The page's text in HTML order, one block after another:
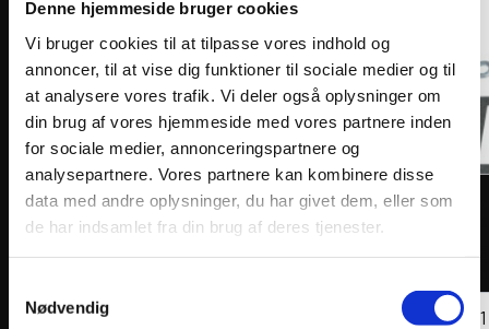
Denne hjemmeside bruger cookies
Vi bruger cookies til at tilpasse vores indhold og
annoncer, til at vise dig funktioner til sociale medier og til
at analysere vores trafik. Vi deler også oplysninger om
din brug af vores hjemmeside med vores partnere inden
for sociale medier, annonceringspartnere og
analysepartnere. Vores partnere kan kombinere disse
data med andre oplysninger, du har givet dem, eller som
de har indsamlet fra din brug af deres tjenester.
Nødvendig
VFORCE REED PETAL SET V-FORCE 3R CARBON
FIBER REPLACEMENT
613kr.
VFORCE
REED
REED